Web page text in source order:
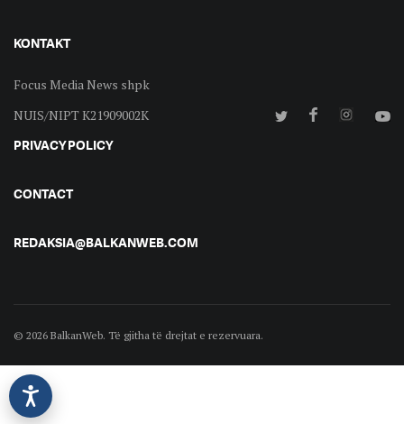
KONTAKT
Focus Media News shpk
NUIS/NIPT K21909002K
PRIVACY POLICY
CONTACT
REDAKSIA@BALKANWEB.COM
© 2026 BalkanWeb. Të gjitha të drejtat e rezervuara.